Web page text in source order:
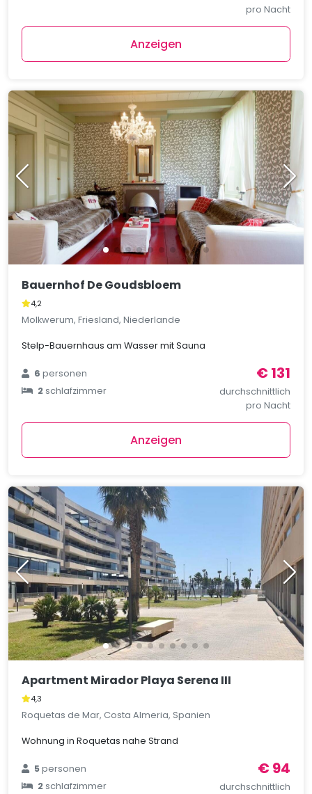
pro Nacht
Anzeigen
Bauernhof De Goudsbloem
4,2
Molkwerum, Friesland, Niederlande
Stelp-Bauernhaus am Wasser mit Sauna
6personen
2schlafzimmer
€ 131
durchschnittlich
pro Nacht
Anzeigen
Apartment Mirador Playa Serena III
4,3
Roquetas de Mar, Costa Almeria, Spanien
Wohnung in Roquetas nahe Strand
5personen
2schlafzimmer
€ 94
durchschnittlich